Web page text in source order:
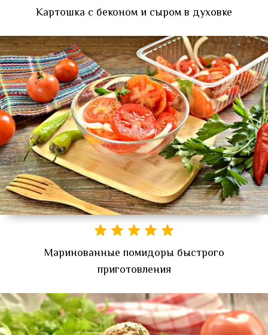
Картошка с беконом и сыром в духовке
Маринованные помидоры быстрого
приготовления